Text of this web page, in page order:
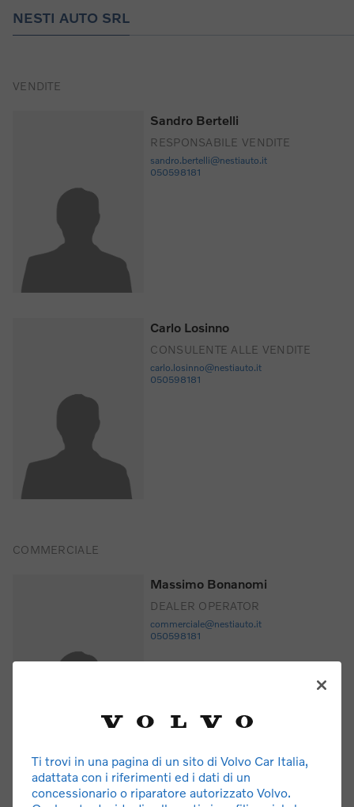
NESTI AUTO SRL
VENDITE
Sandro Bertelli
RESPONSABILE VENDITE
sandro.bertelli@nestiauto.it
050598181
Carlo Losinno
CONSULENTE ALLE VENDITE
carlo.losinno@nestiauto.it
050598181
COMMERCIALE
Massimo Bonanomi
DEALER OPERATOR
commerciale@nestiauto.it
050598181
Ti trovi in una pagina di un sito di Volvo Car Italia,
adattata con i riferimenti ed i dati di un
concessionario o riparatore autorizzato Volvo.